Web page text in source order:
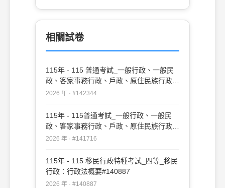
分機關派員進行言詞辯論 (C)復審人對於保
訓會於復審程序進行中所為之程序上處置不
要時，得依復審人之申請通知復審人及原處
分機關派員進行言 詞辯論
相關試卷
115年 - 115 普通考試_一般行政、一般民
政、客家事務行政、戶政、原住民族行政、
社會行政、勞工行政、教育行政、人事行
複)#142344
2026 年 · #142344
115年 - 115普通考試_一般行政、一般民
政、客家事務行政、戶政、原住民族行政、
社會行政、勞工行政、教育行政、人事行
#141716
2026 年 · #141716
115年 - 115 移民行政特種考試_四等_移民
行政：行政法概要#140887
2026 年 · #140887